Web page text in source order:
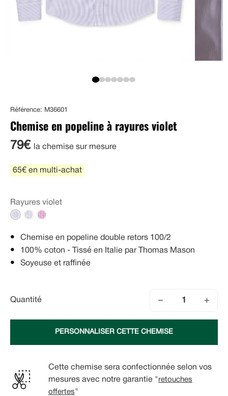
Référence: M36601
Chemise en popeline à rayures violet
79€ la chemise sur mesure
65€ en multi-achat
Rayures violet
Chemise en popeline double retors 100/2
100% coton - Tissé en Italie par Thomas Mason
Soyeuse et raffinée
Quantité − +
PERSONNALISER CETTE CHEMISE
Cette chemise sera confectionnée selon vos
mesures avec notre garantie " retouches
offertes"